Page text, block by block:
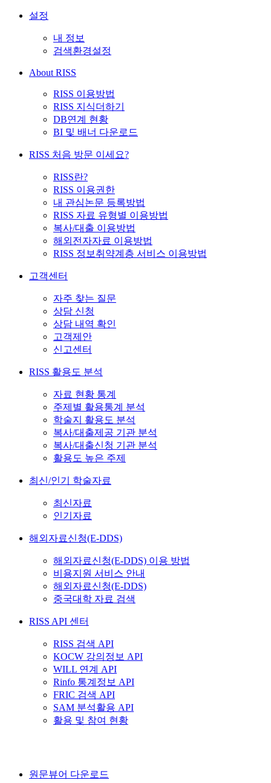
설정
내 정보
검색환경설정
About RISS
RISS 이용방법
RISS 지식더하기
DB연계 현황
BI 및 배너 다운로드
RISS 처음 방문 이세요?
RISS란?
RISS 이용권한
내 관심논문 등록방법
RISS 자료 유형별 이용방법
복사/대출 이용방법
해외전자자료 이용방법
RISS 정보취약계층 서비스 이용방법
고객센터
자주 찾는 질문
상담 신청
상담 내역 확인
고객제안
신고센터
RISS 활용도 분석
자료 현황 통계
주제별 활용통계 분석
학술지 활용도 분석
복사/대출제공 기관 분석
복사/대출신청 기관 분석
활용도 높은 주제
최신/인기 학술자료
최신자료
인기자료
해외자료신청(E-DDS)
해외자료신청(E-DDS) 이용 방법
비용지원 서비스 안내
해외자료신청(E-DDS)
중국대학 자료 검색
RISS API 센터
RISS 검색 API
KOCW 강의정보 API
WILL 연계 API
Rinfo 통계정보 API
FRIC 검색 API
SAM 분석활용 API
활용 및 참여 현황
원문뷰어 다운로드